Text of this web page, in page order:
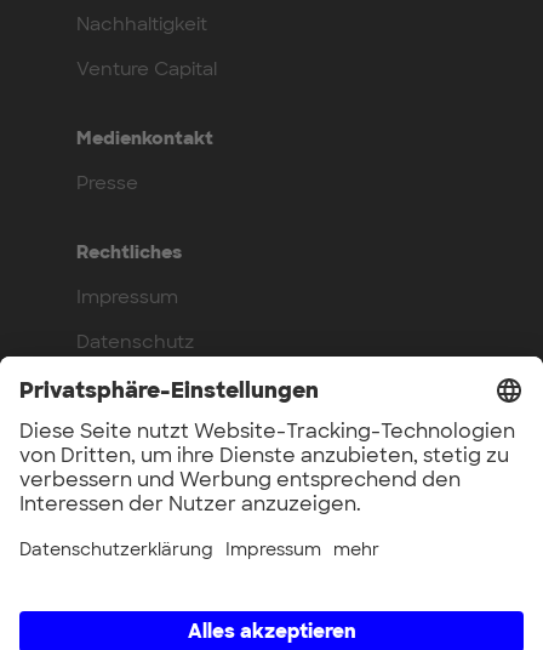
Nachhaltigkeit
Venture Capital
Medienkontakt
Presse
Rechtliches
Impressum
Datenschutz
Compliance
Arbeite bei uns
Benefits
Offene Stellen
UnternehmerTUM GmbH × UnternehmerTUM Projekt GmbH ×